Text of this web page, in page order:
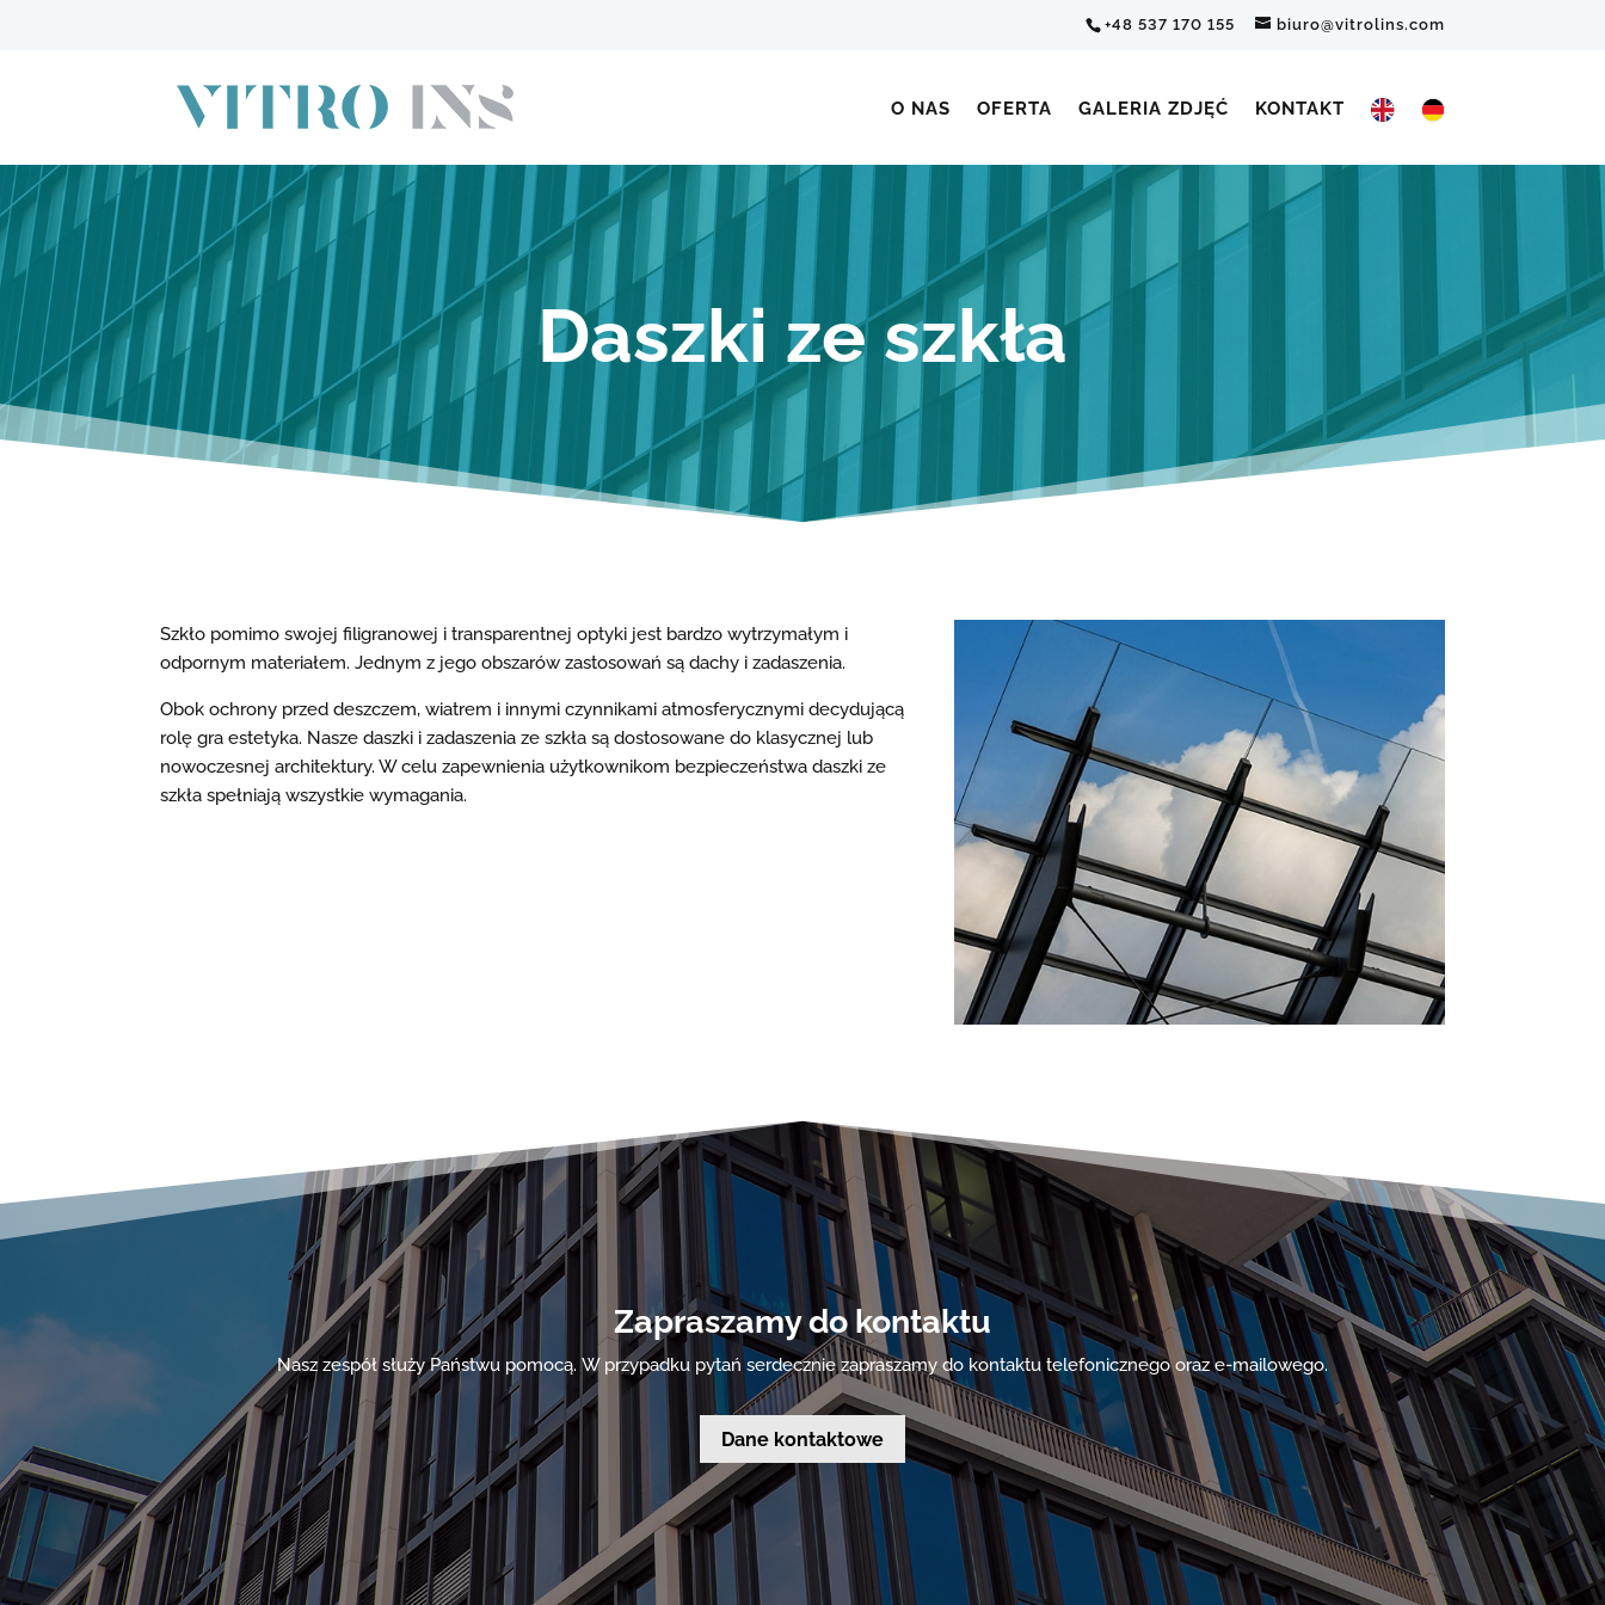
+48 537 170 155 biuro@vitrolins.com
O NAS OFERTA GALERIA ZDJĘĆ KONTAKT
Daszki ze szkła
Szkło pomimo swojej filigranowej i transparentnej optyki jest bardzo wytrzymałym i
odpornym materiałem. Jednym z jego obszarów zastosowań są dachy i zadaszenia.
Obok ochrony przed deszczem, wiatrem i innymi czynnikami atmosferycznymi decydującą
rolę gra estetyka. Nasze daszki i zadaszenia ze szkła są dostosowane do klasycznej lub
nowoczesnej architektury. W celu zapewnienia użytkownikom bezpieczeństwa daszki ze
szkła spełniają wszystkie wymagania.
Zapraszamy do kontaktu
Nasz zespół służy Państwu pomocą. W przypadku pytań serdecznie zapraszamy do kontaktu telefonicznego oraz e-mailowego.
Dane kontaktowe